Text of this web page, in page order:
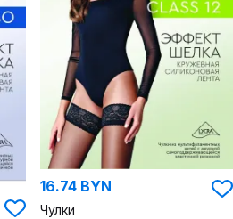
16.74 BYN
Чулки